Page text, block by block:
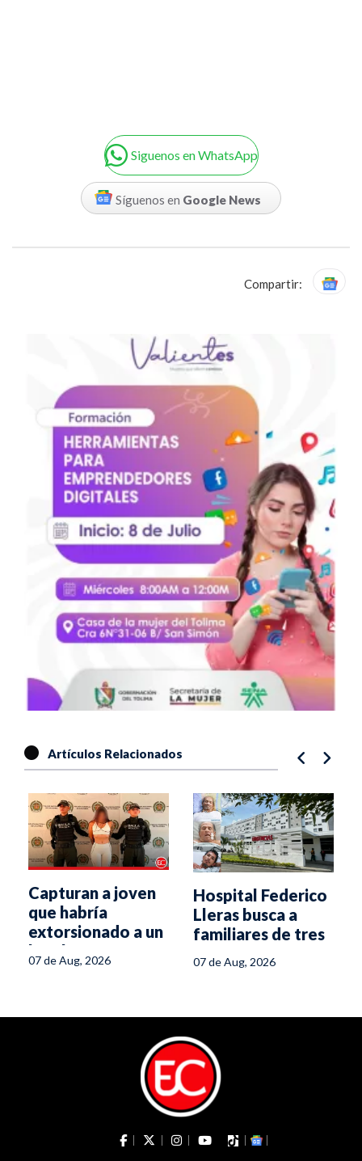
Siguenos en WhatsApp
Síguenos en Google News
Compartir:
Artículos Relacionados
Capturan a joven
que habría
extorsionado a un
hombre con fotos
íntimas en Ibagué
07 de Aug, 2026
Hospital Federico
Lleras busca a
familiares de tres
internados en
07 de Aug, 2026